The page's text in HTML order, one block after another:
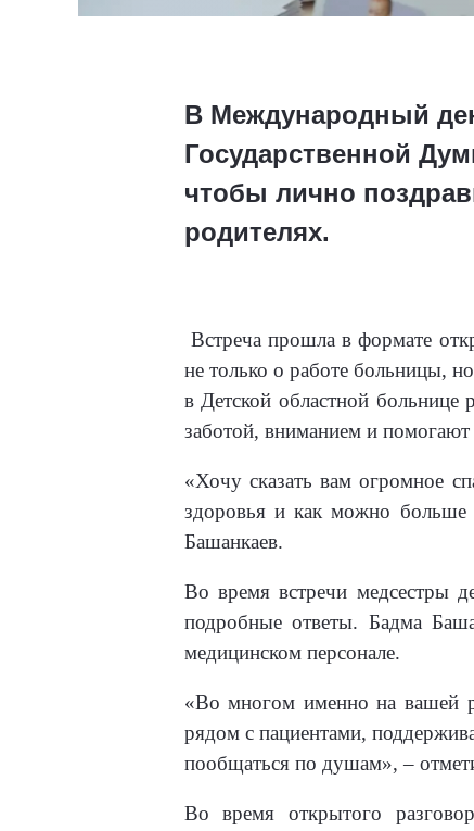
В Международный
Государственной
чтобы лично
родителях.
Встреча прошла в формате
не только о работе больницы,
в Детской областной
заботой, вниманием и
«Хочу сказать вам огромное
здоровья и как можно больше
Башанкаев.
Во время встречи медсестры
подробные ответы. Бадма
медицинском персонале.
«Во многом именно на вашей
рядом с пациентами,
пообщаться по душам», –
Во время открытого